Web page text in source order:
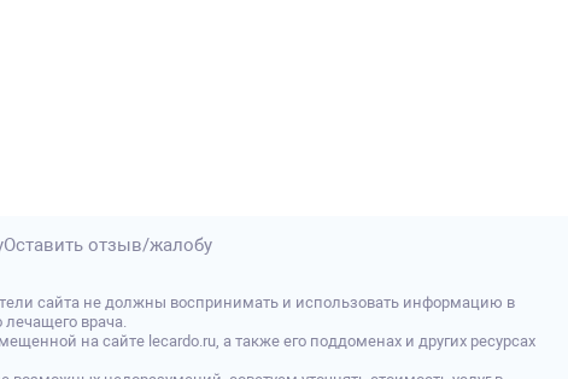
Оставить отзыв/жалобу
сайта не должны воспринимать и использовать информацию в
врача.
на сайте lecardo.ru, а также его поддоменах и других ресурсах